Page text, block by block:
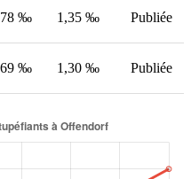
‰ 1,35 ‰ Publiée
‰ 1,30 ‰ Publiée